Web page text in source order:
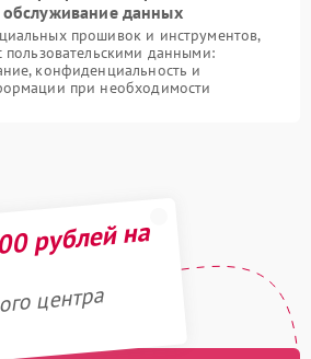
обслуживание данных
прошивок и инструментов,
пользовательскими данными:
конфиденциальность и
при необходимости
рублей на
центра